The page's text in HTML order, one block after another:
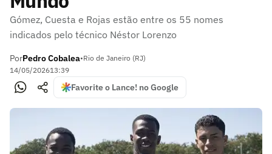
Gómez, Cuesta e Rojas estão entre os 55 nomes
indicados pelo técnico Néstor Lorenzo
PorPedro Cobalea•Rio de Janeiro (RJ)
14/05/202613:39
Favorite o Lance! no Google